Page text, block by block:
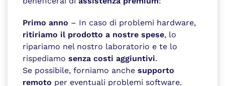
Primo anno – In caso di problemi hardware,
ritiriamo il prodotto a nostre spese, lo
ripariamo nel nostro laboratorio e te lo
rispediamo senza costi aggiuntivi.
Se possibile, forniamo anche supporto
remoto per eventuali problemi software.